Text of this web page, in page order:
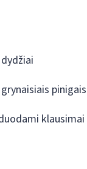
pinigais
klausimai